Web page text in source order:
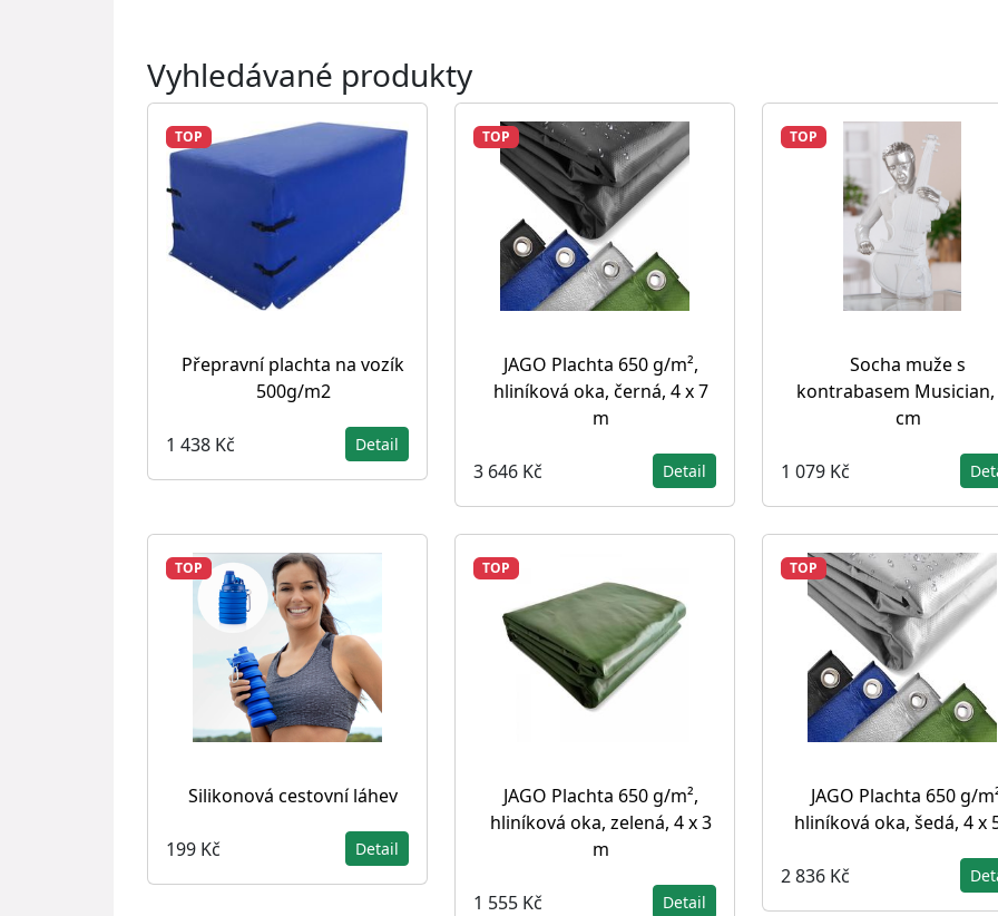
Vyhledávané produkty
TOP
Přepravní plachta na vozík
500g/m2
1 438 Kč Detail
TOP
JAGO Plachta 650 g/m²,
hliníková oka, černá, 4 x 7
m
3 646 Kč Detail
TOP
Socha muže s
kontrabasem Musician,
cm
1 079 Kč
TOP
Silikonová cestovní láhev
199 Kč Detail
TOP
JAGO Plachta 650 g/m²,
hliníková oka, zelená, 4 x 3
m
1 555 Kč Detail
TOP
JAGO Plachta 650 g/
hliníková oka, šedá, 4 x
2 836 Kč